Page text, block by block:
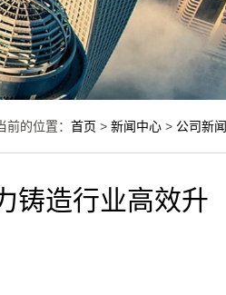
的位置： 首页 > 新闻中心 > 公司新闻
铸造行业高效升